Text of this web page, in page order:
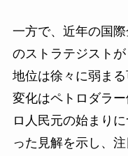
一方で、近年の国
のストラテジスト
地位は徐々に弱ま
変化はペトロダラ
ロ人民元の始まり
った見解を示し、注